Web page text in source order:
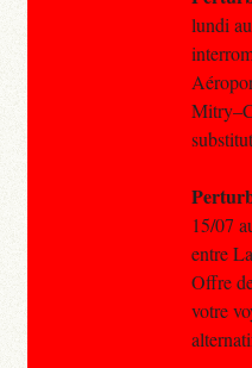
lundi
15/07
entre
Offre
votre